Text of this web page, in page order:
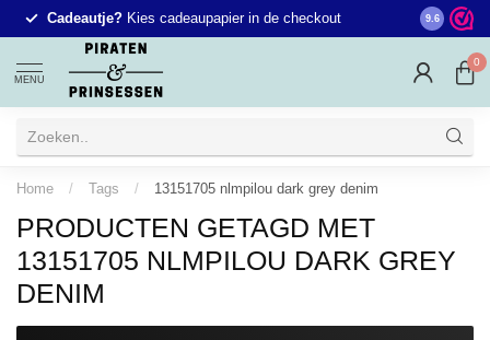
Cadeautje? Kies cadeaupapier in de checkout 9.6
MENU
0
Home / Tags / 13151705 nlmpilou dark grey denim
PRODUCTEN GETAGD MET
13151705 NLMPILOU DARK GREY
DENIM